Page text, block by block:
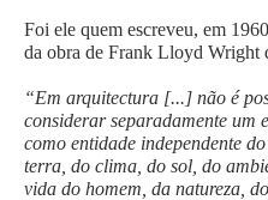
Foi ele quem escreveu, em
da obra de Frank Lloyd Wright
“Em arquitectura [...] não é
considerar separadamente um
como entidade independente
terra, do clima, do sol, do
vida do homem, da natureza,